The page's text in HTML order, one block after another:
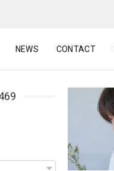
NEWS CONTACT